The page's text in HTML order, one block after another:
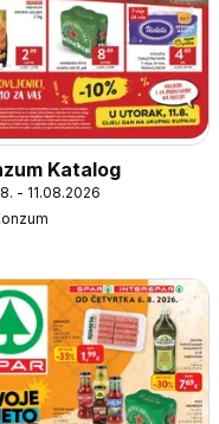
Katalog
- 11.08.2026